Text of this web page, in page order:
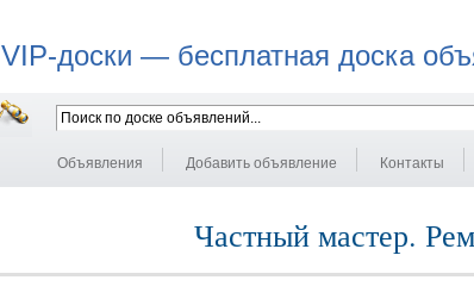
VIP-доски — бесплатная доска
Объявления Добавить объявление Контакты
Частный мастер.